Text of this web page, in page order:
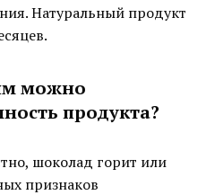
Натуральный продукт
можно
продукта?
шоколад горит или
признаков